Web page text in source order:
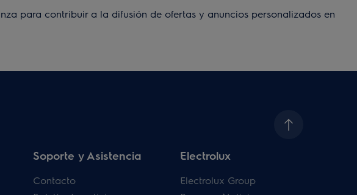
para contribuir a la difusión de ofertas y anuncios personalizados en
Soporte y Asistencia
Contacto
Electrolux
Electrolux Group